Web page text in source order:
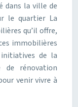
dans la ville de
le quartier La
qu’il offre,
immobilières
de la
de rénovation
venir vivre à